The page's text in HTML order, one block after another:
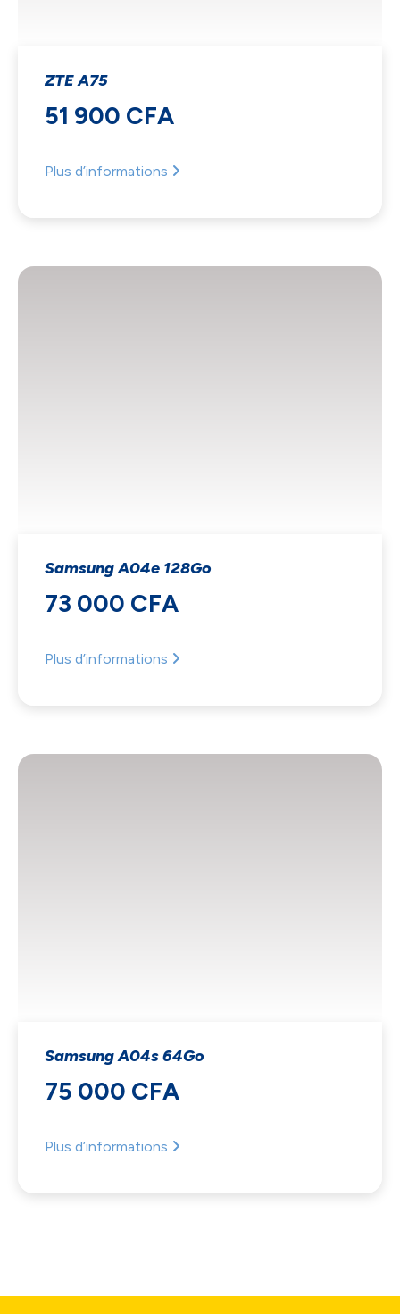
ZTE A75
51 900 CFA
Plus d’informations
Samsung A04e 128Go
73 000 CFA
Plus d’informations
Samsung A04s 64Go
75 000 CFA
Plus d’informations